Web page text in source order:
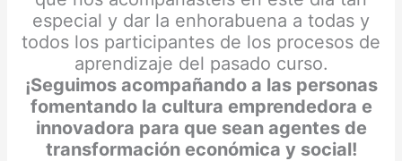
especial y dar la enhorabuena a todas y
todos los participantes de los procesos de
aprendizaje del pasado curso.
¡Seguimos acompañando a las personas
fomentando la cultura emprendedora e
innovadora para que sean agentes de
transformación económica y social!